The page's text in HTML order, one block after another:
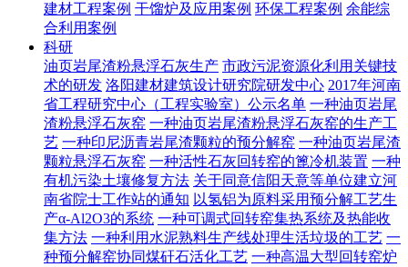
建材工程案例 干馏炉及应用案例 环保工程案例 余能综
合利用案例
科研
油页岩尾渣粉悬浮石灰生产 市政污泥资源化利用关键技
术的研发 洛阳建材建筑设计研究院研发中心 2017年河南
省工程研究中心（工程实验室）公示名单 一种油页岩尾
渣粉悬浮石灰窑 一种油页岩尾渣粉悬浮石灰窑的生产工
艺 一种印尼沥青岩尾渣颗粒的预分解窑 一种油页岩尾渣
颗粒悬浮石灰窑 一种活性石灰回转窑的篦冷机装置 一种
有机污染土壤修复方法 关于同意信阳天意等单位建立河
南省院士工作站的通知 以氢铝为原料采用预分解工艺生
产α-Al2O3的系统 一种可调式回转窑集热系统及热能收
集方法 一种利用水泥熟料生产线处理生活垃圾的工艺 一
种预分解窑协同煤矸石活化工艺 一种高温大型回转窑炉